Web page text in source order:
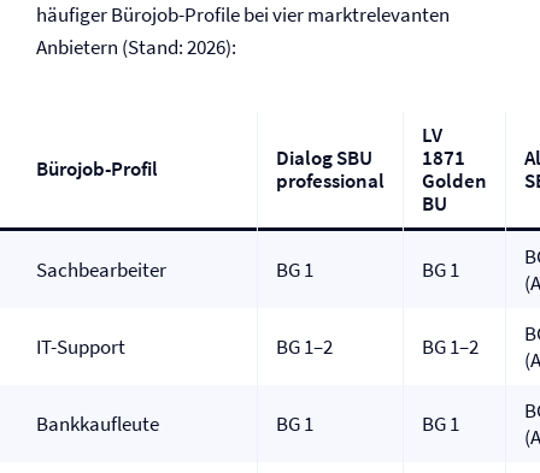
häufiger Bürojob-Profile bei vier marktrelevanten
Anbietern (Stand: 2026):
Bürojob-Profil
Dialog SBU
professional
LV
1871
Golden
BU
Sachbearbeiter BG 1 BG 1
IT-Support BG 1–2 BG 1–2
Bankkaufleute BG 1 BG 1